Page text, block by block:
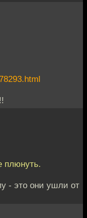
плюнуть.
- это они ушли от